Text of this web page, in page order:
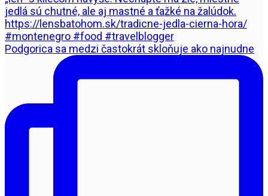
Podgorica sa medzi častokrát skloňuje ako najnudne